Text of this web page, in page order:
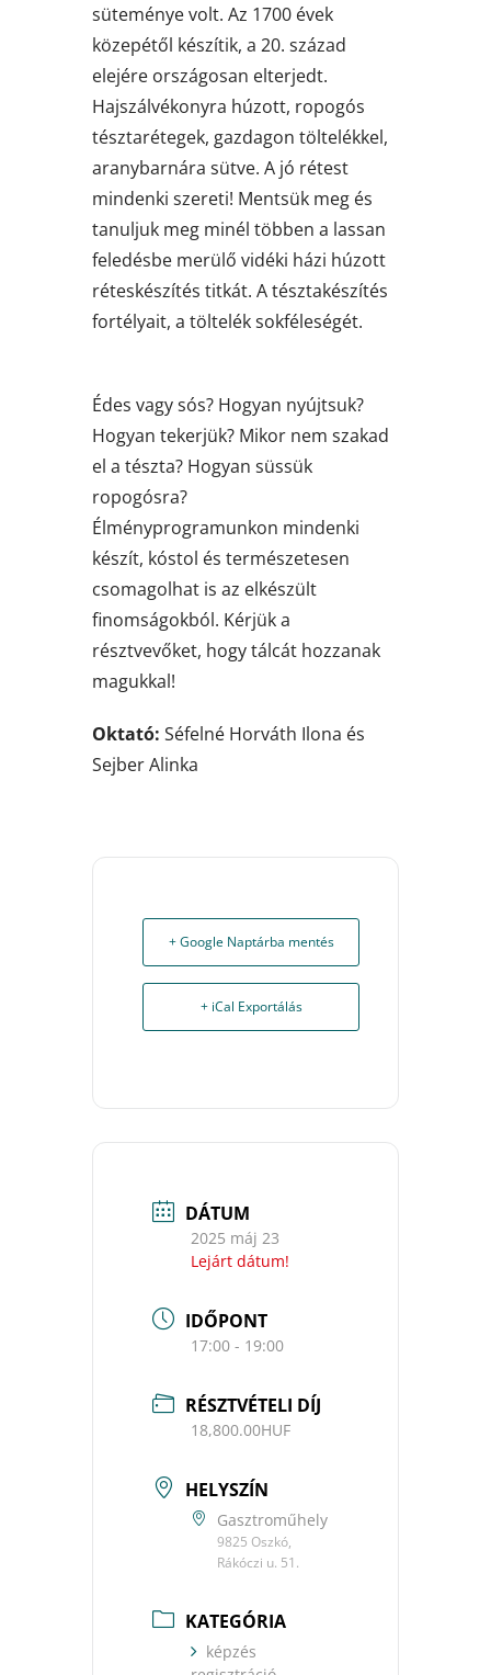
süteménye volt. Az 1700 évek
közepétől készítik, a 20. század
elejére országosan elterjedt.
Hajszálvékonyra húzott, ropogós
tésztarétegek, gazdagon töltelékkel,
aranybarnára sütve. A jó rétest
mindenki szereti! Mentsük meg és
tanuljuk meg minél többen a lassan
feledésbe merülő vidéki házi húzott
réteskészítés titkát. A tésztakészítés
fortélyait, a töltelék sokféleségét.
Édes vagy sós? Hogyan nyújtsuk?
Hogyan tekerjük? Mikor nem szakad
el a tészta? Hogyan süssük
ropogósra?
Élményprogramunkon mindenki
készít, kóstol és természetesen
csomagolhat is az elkészült
finomságokból. Kérjük a
résztvevőket, hogy tálcát hozzanak
magukkal!
Oktató: Séfelné Horváth Ilona és
Sejber Alinka
+ Google Naptárba mentés
+ iCal Exportálás
DÁTUM
2025 máj 23
Lejárt dátum!
IDŐPONT
17:00 - 19:00
RÉSZTVÉTELI DÍJ
18,800.00HUF
HELYSZÍN
Gasztroműhely
9825 Oszkó,
Rákóczi u. 51.
KATEGÓRIA
képzés